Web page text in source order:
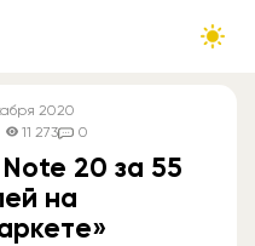
2020
11 273 0
20 за 55
на